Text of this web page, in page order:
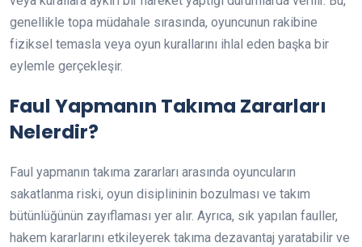
genellikle topa müdahale sırasında, oyuncunun rakibine
fiziksel temasla veya oyun kurallarını ihlal eden başka bir
eylemle gerçekleşir.
Faul Yapmanın Takıma Zararları
Nelerdir?
Faul yapmanın takıma zararları arasında oyuncuların
sakatlanma riski, oyun disiplininin bozulması ve takım
bütünlüğünün zayıflaması yer alır. Ayrıca, sık yapılan fauller,
hakem kararlarını etkileyerek takıma dezavantaj yaratabilir ve